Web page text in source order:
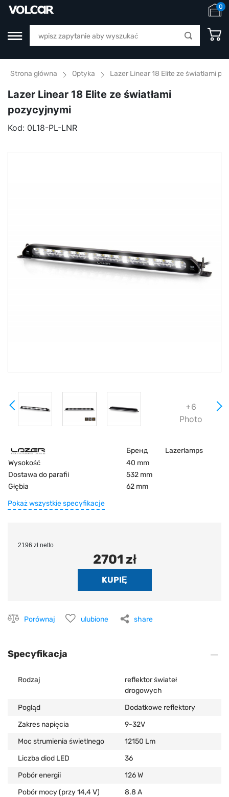
0
Strona główna Optyka Lazer Linear 18 Elite ze światłami
Lazer Linear 18 Elite ze światłami
pozycyjnymi
Kod: 0L18-PL-LNR
+6
Photo
Бренд
Lazerlamps
Wysokość
40 mm
Dostawa do parafii
532 mm
Głębia
62 mm
Pokaż wszystkie specyfikacje
2196 zł netto
2701 zł
Porównaj ulubione share
Specyfikacja
Rodzaj
reflektor świateł
drogowych
Pogląd
Dodatkowe reflektory
Zakres napięcia
9-32V
Moc strumienia świetlnego
12150 Lm
Liczba diod LED
36
Pobór energii
126 W
Pobór mocy (przy 14,4 V)
8.8 А